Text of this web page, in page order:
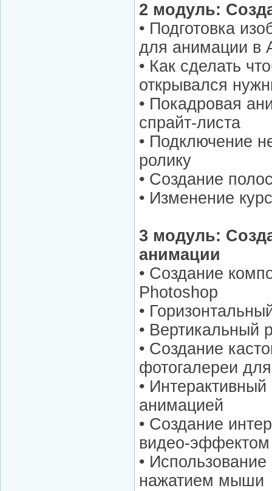
2 модуль:
• Подготовка
для анимации в
• Как сделать
открывался
• Покадровая
спрайт-листа
• Подключение
ролику
• Создание
• Изменение
3 модуль:
анимации
• Создание
Photoshop
•
• Вертикальный
• Создание
фотогалереи
•
анимацией
• Создание
видео-эффектом
•
нажатием мыши